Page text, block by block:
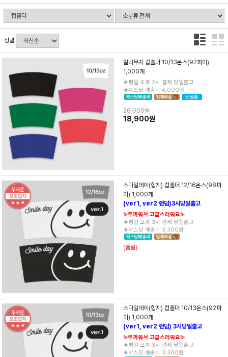
정렬
칼라무지 컵홀더 10/13온스(92파이)
1,000개
◈평일 오후 2시 결제 당일출고
◈박스당 배송비 4,000원
26,000원
18,900원
스마일데이(합지) 컵홀더 12/16온스(98파
이) 1,000개
(ver1, ver2 랜덤)3시당일출고
✨두꺼워서 고급스러워요✨
◈평일 오후 3시 결제 당일출고
◈박스당 배송비 3,300원
(품절)
스마일데이(합지) 컵홀더 10/13온스(92파
이) 1,000개
(ver1, ver2 랜덤) 3시당일출고
✨두꺼워서 고급스러워요✨
◈평일 오후 3시 결제 당일출고
◈박스당 배송비 3,300원